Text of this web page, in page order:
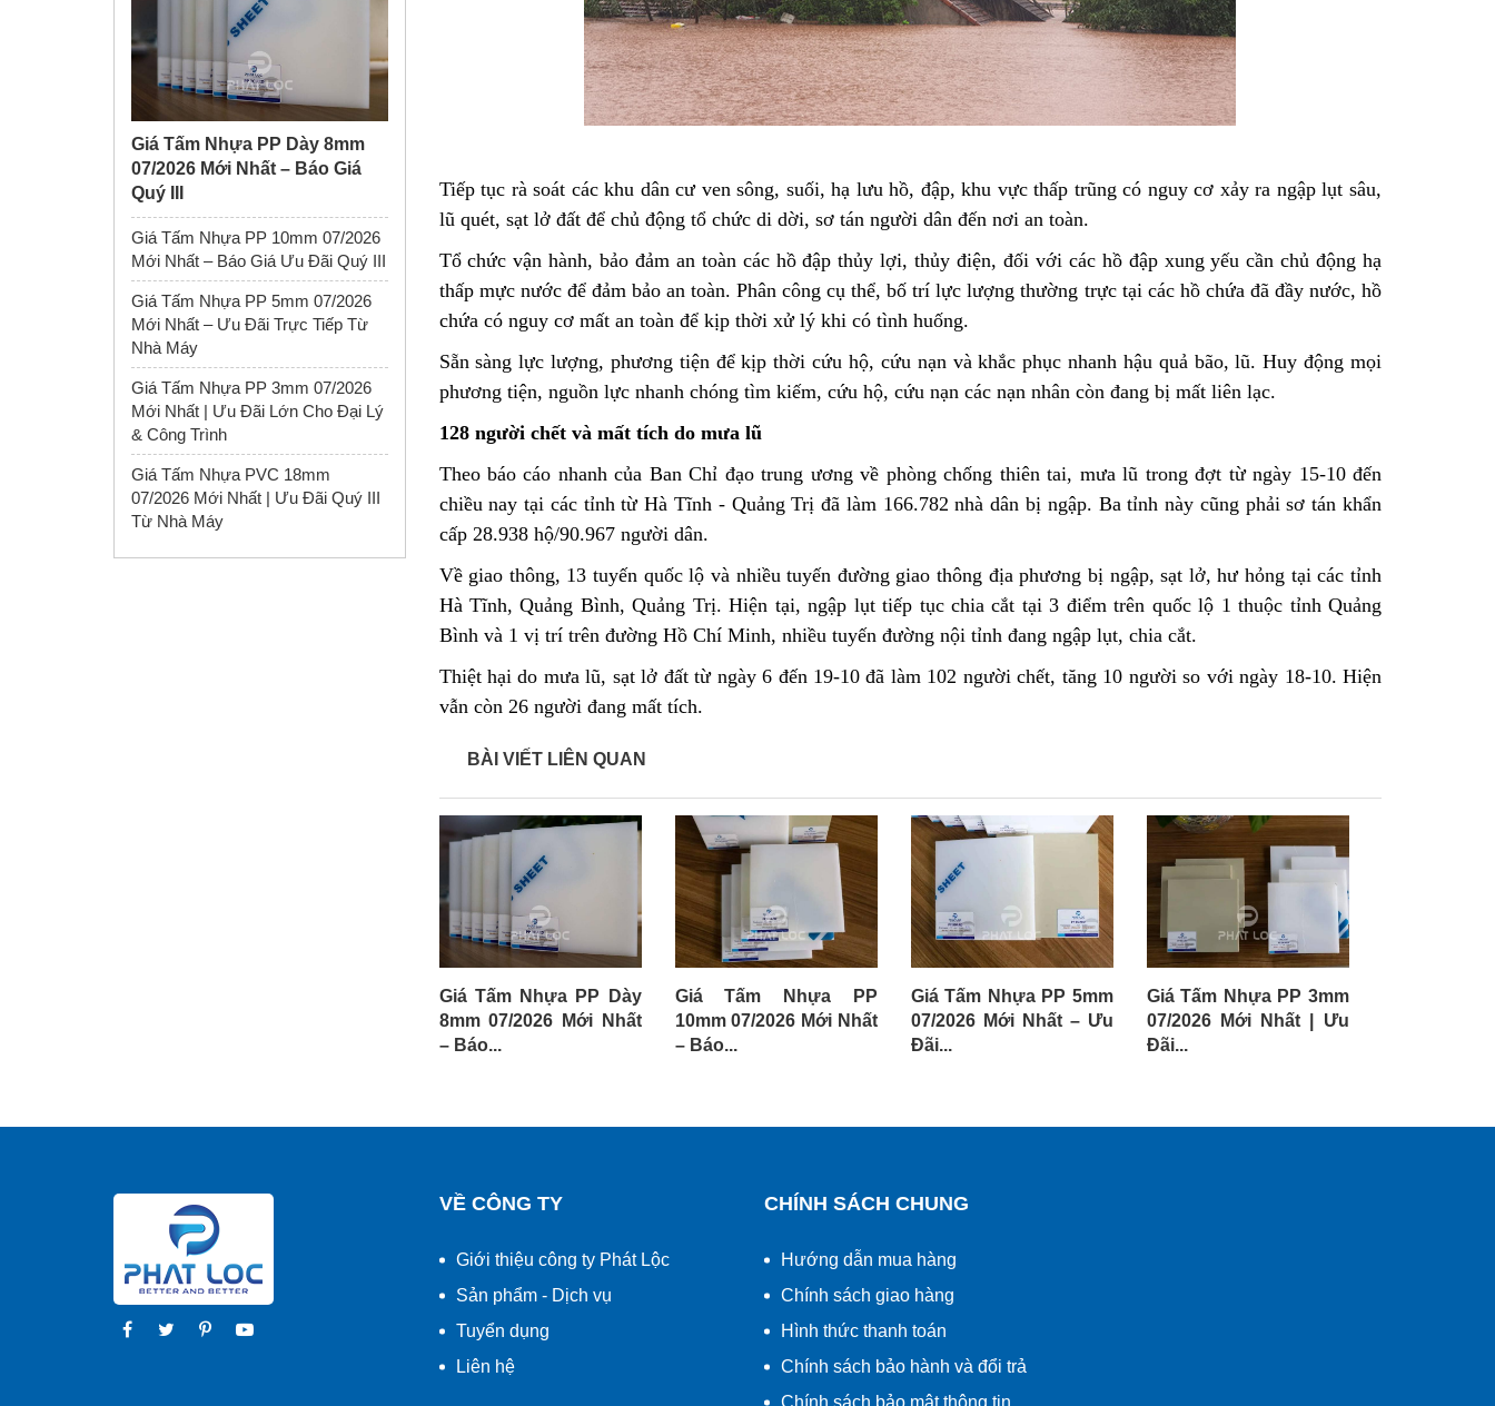
Giá Tấm Nhựa PP Dày 8mm
07/2026 Mới Nhất – Báo Giá
Quý III
Giá Tấm Nhựa PP 10mm 07/2026
Mới Nhất – Báo Giá Ưu Đãi Quý III
Giá Tấm Nhựa PP 5mm 07/2026
Mới Nhất – Ưu Đãi Trực Tiếp Từ
Nhà Máy
Giá Tấm Nhựa PP 3mm 07/2026
Mới Nhất | Ưu Đãi Lớn Cho Đại Lý
& Công Trình
Giá Tấm Nhựa PVC 18mm
07/2026 Mới Nhất | Ưu Đãi Quý III
Từ Nhà Máy
Tiếp tục rà soát các khu dân cư ven sông, suối, hạ lưu hồ, đập, khu vực thấp trũng có nguy cơ xảy ra ngập lụt sâu,
lũ quét, sạt lở đất để chủ động tổ chức di dời, sơ tán người dân đến nơi an toàn.
Tổ chức vận hành, bảo đảm an toàn các hồ đập thủy lợi, thủy điện, đối với các hồ đập xung yếu cần chủ động hạ
thấp mực nước để đảm bảo an toàn. Phân công cụ thể, bố trí lực lượng thường trực tại các hồ chứa đã đầy nước, hồ
chứa có nguy cơ mất an toàn để kịp thời xử lý khi có tình huống.
Sẵn sàng lực lượng, phương tiện để kịp thời cứu hộ, cứu nạn và khắc phục nhanh hậu quả bão, lũ. Huy động mọi
phương tiện, nguồn lực nhanh chóng tìm kiếm, cứu hộ, cứu nạn các nạn nhân còn đang bị mất liên lạc.
128 người chết và mất tích do mưa lũ
Theo báo cáo nhanh của Ban Chỉ đạo trung ương về phòng chống thiên tai, mưa lũ trong đợt từ ngày 15-10 đến
chiều nay tại các tỉnh từ Hà Tĩnh - Quảng Trị đã làm 166.782 nhà dân bị ngập. Ba tỉnh này cũng phải sơ tán khẩn
cấp 28.938 hộ/90.967 người dân.
Về giao thông, 13 tuyến quốc lộ và nhiều tuyến đường giao thông địa phương bị ngập, sạt lở, hư hỏng tại các tỉnh
Hà Tĩnh, Quảng Bình, Quảng Trị. Hiện tại, ngập lụt tiếp tục chia cắt tại 3 điểm trên quốc lộ 1 thuộc tỉnh Quảng
Bình và 1 vị trí trên đường Hồ Chí Minh, nhiều tuyến đường nội tỉnh đang ngập lụt, chia cắt.
Thiệt hại do mưa lũ, sạt lở đất từ ngày 6 đến 19-10 đã làm 102 người chết, tăng 10 người so với ngày 18-10. Hiện
vẫn còn 26 người đang mất tích.
BÀI VIẾT LIÊN QUAN
Giá Tấm Nhựa PP Dày
8mm 07/2026 Mới Nhất
– Báo...
Giá Tấm Nhựa PP
10mm 07/2026 Mới Nhất
– Báo...
Giá Tấm Nhựa PP 5mm
07/2026 Mới Nhất – Ưu
Đãi...
Giá Tấm Nhựa PP 3mm
07/2026 Mới Nhất | Ưu
Đãi...
VỀ CÔNG TY
Giới thiệu công ty Phát Lộc
Sản phẩm - Dịch vụ
Tuyển dụng
Liên hệ
CHÍNH SÁCH CHUNG
Hướng dẫn mua hàng
Chính sách giao hàng
Hình thức thanh toán
Chính sách bảo hành và đổi trả
Chính sách bảo mật thông tin